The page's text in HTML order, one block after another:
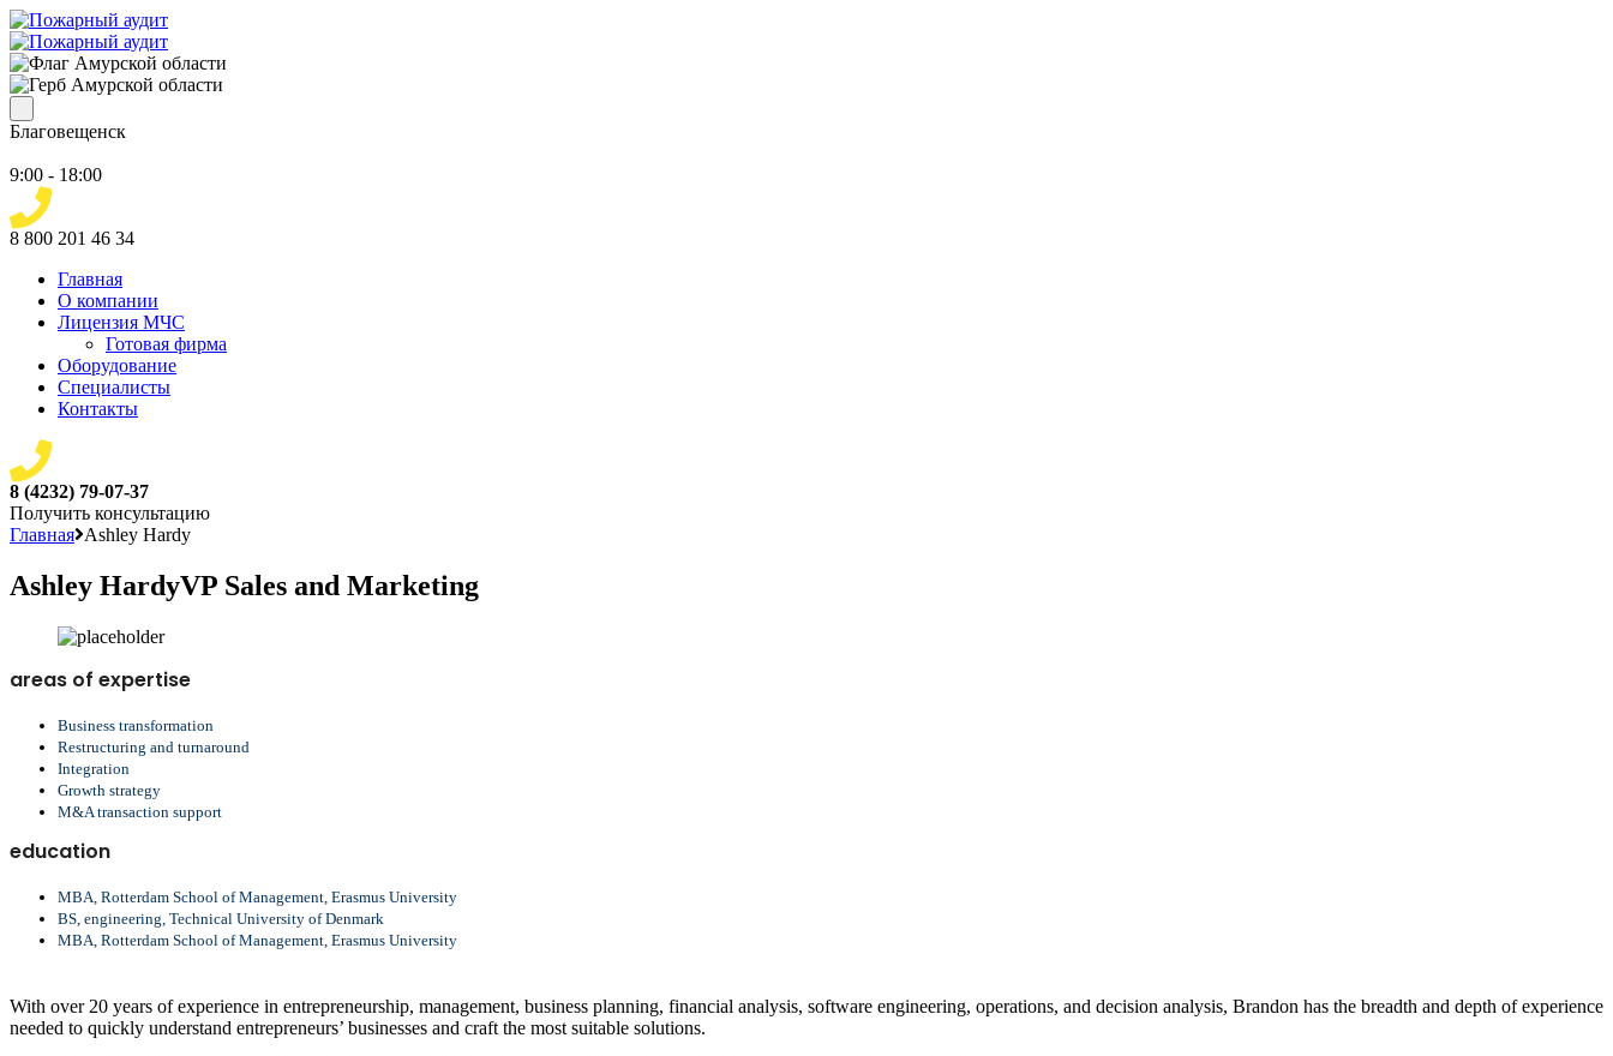
Благовещенск
9:00 - 18:00
8 800 201 46 34
Главная
О компании
Лицензия МЧС
Готовая фирма
Оборудование
Специалисты
Контакты
8 (4232) 79-07-37
Получить консультацию
Главная Ashley Hardy
Ashley HardyVP Sales and Marketing
areas of expertise
Business transformation
Restructuring and turnaround
Integration
Growth strategy
M&A transaction support
education
MBA, Rotterdam School of Management, Erasmus University
BS, engineering, Technical University of Denmark
MBA, Rotterdam School of Management, Erasmus University
With over 20 years of experience in entrepreneurship, management, business planning, financial analysis, software engineering, operations, and decision analysis, Brandon has the breadth and depth of experience
needed to quickly understand entrepreneurs’ businesses and craft the most suitable solutions.